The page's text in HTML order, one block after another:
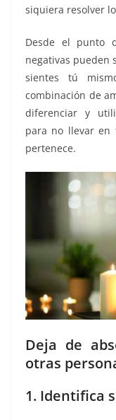
siquiera resolver
Desde el punto
negativas pueden
sientes tú
combinación de
diferenciar y
para no llevar en
pertenece.
Deja de
otras
1. Identifica